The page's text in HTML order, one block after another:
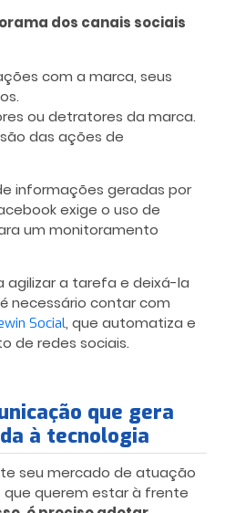
dos canais sociais
com a marca, seus
ou detratores da marca.
das ações de
informações geradas por
exige o uso de
um monitoramento
agilizar a tarefa e deixá-la
necessário contar com
Social, que automatiza e
de redes sociais.
que gera
à tecnologia
seu mercado de atuação
querem estar à frente